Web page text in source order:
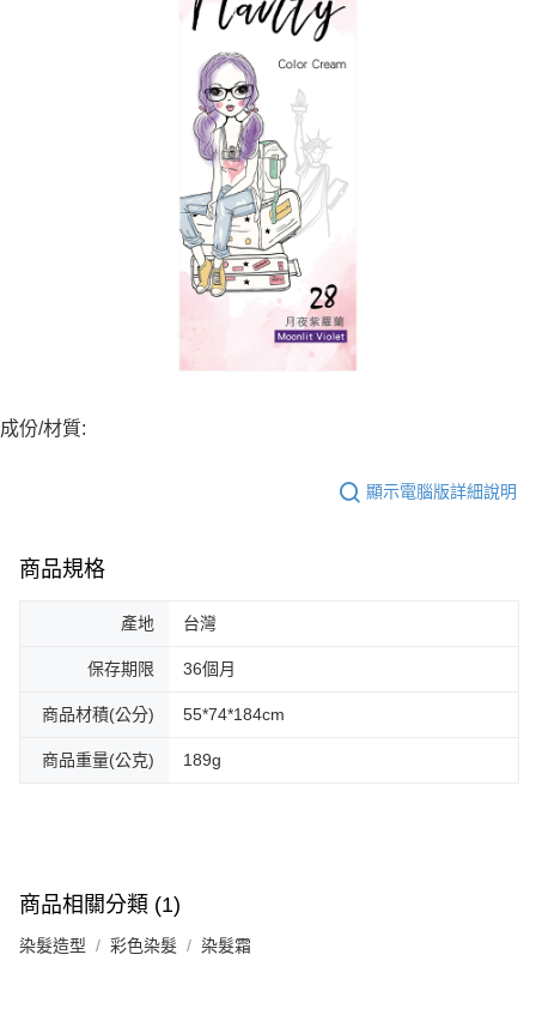
成份/材質:
顯示電腦版詳細說明
商品規格
產地 台灣
保存期限 36個月
商品材積(公分) 55*74*184cm
商品重量(公克) 189g
商品相關分類 (1)
染髮造型 彩色染髮 染髮霜